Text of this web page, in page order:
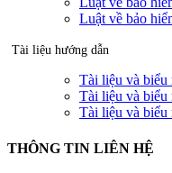
Luật về bảo
Tài liệu hướng dẫn
Tài liệu và biểu
Tài liệu và biểu
Tài liệu và biểu
THÔNG TIN LIÊN HỆ